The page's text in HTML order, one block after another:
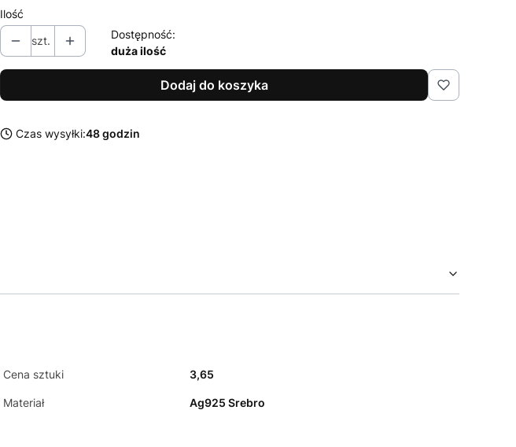
Ilość
szt.
Dostępność:
duża ilość
Dodaj do koszyka
Czas wysyłki:48 godzin
Cena sztuki 3,65
Materiał Ag925 Srebro